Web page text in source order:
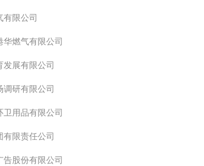
限公司
燃气有限公司
展有限公司
研有限公司
用品有限公司
限责任公司
股份有限公司